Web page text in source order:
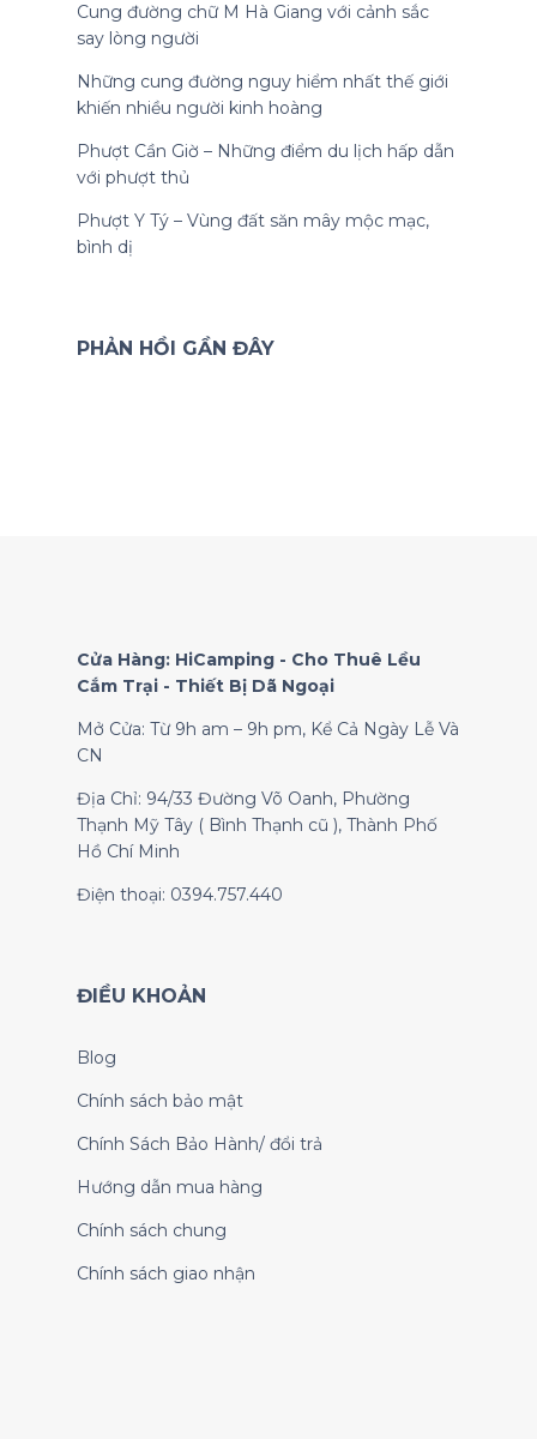
Cung đường chữ M Hà Giang với cảnh sắc
say lòng người
Những cung đường nguy hiểm nhất thế giới
khiến nhiều người kinh hoàng
Phượt Cần Giờ – Những điểm du lịch hấp dẫn
với phượt thủ
Phượt Y Tý – Vùng đất săn mây mộc mạc,
bình dị
PHẢN HỒI GẦN ĐÂY
Cửa Hàng: HiCamping - Cho Thuê Lều
Cắm Trại - Thiết Bị Dã Ngoại
Mở Cửa: Từ 9h am – 9h pm, Kể Cả Ngày Lễ Và
CN
Địa Chỉ: 94/33 Đường Võ Oanh, Phường
Thạnh Mỹ Tây ( Bình Thạnh cũ ), Thành Phố
Hồ Chí Minh
Điện thoại: 0394.757.440
ĐIỀU KHOẢN
Blog
Chính sách bảo mật
Chính Sách Bảo Hành/ đổi trả
Hướng dẫn mua hàng
Chính sách chung
Chính sách giao nhận